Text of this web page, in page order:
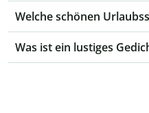
Welche schönen
Was ist ein lustiges